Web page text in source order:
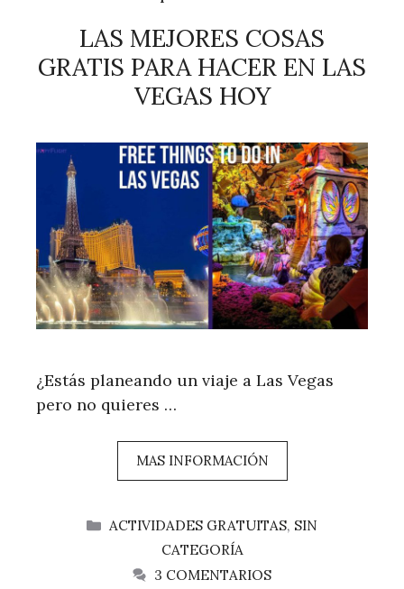
LAS MEJORES COSAS
GRATIS PARA HACER EN LAS
VEGAS HOY
¿Estás planeando un viaje a Las Vegas
pero no quieres …
MAS INFORMACIÓN
CATEGORÍAS
ACTIVIDADES GRATUITAS, SIN
CATEGORÍA
3 COMENTARIOS